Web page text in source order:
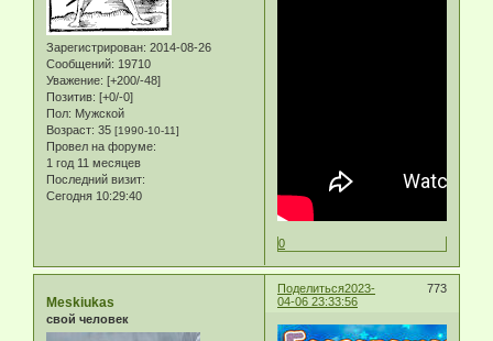
Зарегистрирован: 2014-08-26
Сообщений: 19710
Уважение: [+200/-48]
Позитив: [+0/-0]
Пол: Мужской
Возраст: 35 [1990-10-11]
Провел на форуме:
1 год 11 месяцев
Последний визит:
Сегодня 10:29:40
0
Поделиться 773
2023-
04-06 23:33:56
Meskiukas
свой человек